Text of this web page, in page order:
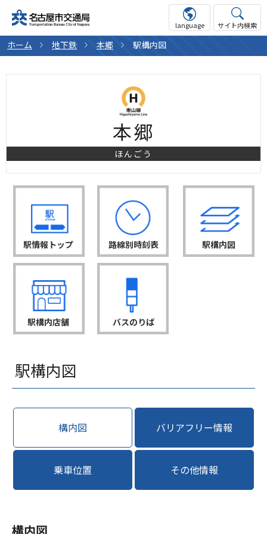
language サイト内検索
ホーム 地下鉄 本郷 駅構内図
本郷
ほんごう
駅情報トップ 路線別時刻表 駅構内図
駅構内店舗 バスのりば
駅構内図
構内図 バリアフリー情報
乗車位置 その他情報
構内図